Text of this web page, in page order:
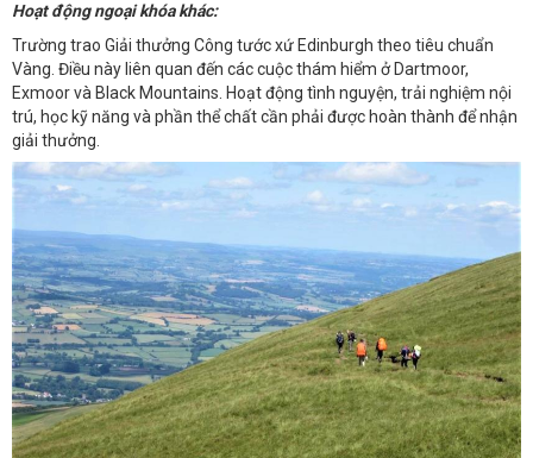
Hoạt động ngoại khóa khác:
Trường trao Giải thưởng Công tước xứ Edinburgh theo tiêu chuẩn
Vàng. Điều này liên quan đến các cuộc thám hiểm ở Dartmoor,
Exmoor và Black Mountains. Hoạt động tình nguyện, trải nghiệm nội
trú, học kỹ năng và phần thể chất cần phải được hoàn thành để nhận
giải thưởng.